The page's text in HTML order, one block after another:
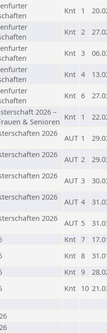
Knt 1
Knt 2
Knt 3
Knt 4
Knt 6
2026 –
& Senioren Knt 1
2026
AUT 1
2026
AUT 2
2026
AUT 3
2026
AUT 4
2026
AUT 5
Knt 7
Knt 8
Knt 9
Knt 10